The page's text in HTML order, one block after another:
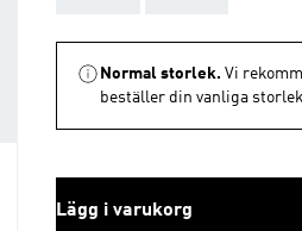
Normal storlek. Vi
beställer din vanliga
Lägg i varukorg